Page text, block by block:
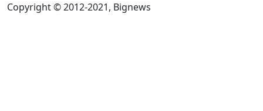
Copyright © 2012-2021, Bignews